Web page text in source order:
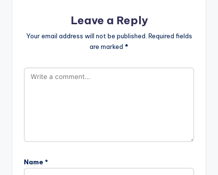
Leave a Reply
Your email address will not be published. Required fields
are marked *
Name *